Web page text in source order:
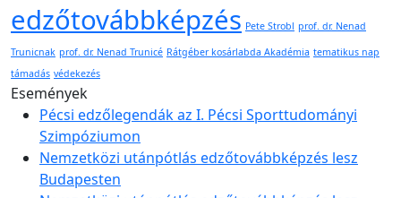
edzőtovábbképzés Pete Strobl prof. dr. Nenad
Trunicnak prof. dr. Nenad Trunicé Rátgéber kosárlabda Akadémia tematikus nap
támadás védekezés
Események
Pécsi edzőlegendák az I. Pécsi Sporttudományi
Szimpóziumon
Nemzetközi utánpótlás edzőtovábbképzés lesz
Budapesten